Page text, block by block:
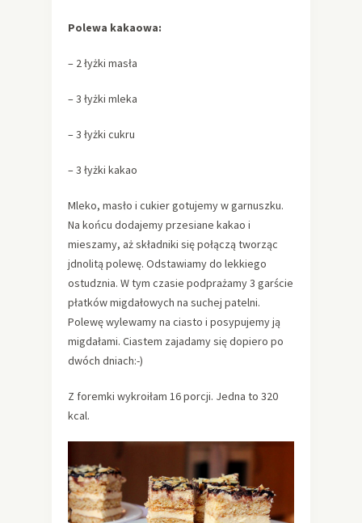
Polewa kakaowa:
– 2 łyżki masła
– 3 łyżki mleka
– 3 łyżki cukru
– 3 łyżki kakao
Mleko, masło i cukier gotujemy w garnuszku.
Na końcu dodajemy przesiane kakao i
mieszamy, aż składniki się połączą tworząc
jdnolitą polewę. Odstawiamy do lekkiego
ostudznia. W tym czasie podprażamy 3 garście
płatków migdałowych na suchej patelni.
Polewę wylewamy na ciasto i posypujemy ją
migdałami. Ciastem zajadamy się dopiero po
dwóch dniach:-)
Z foremki wykroiłam 16 porcji. Jedna to 320
kcal.